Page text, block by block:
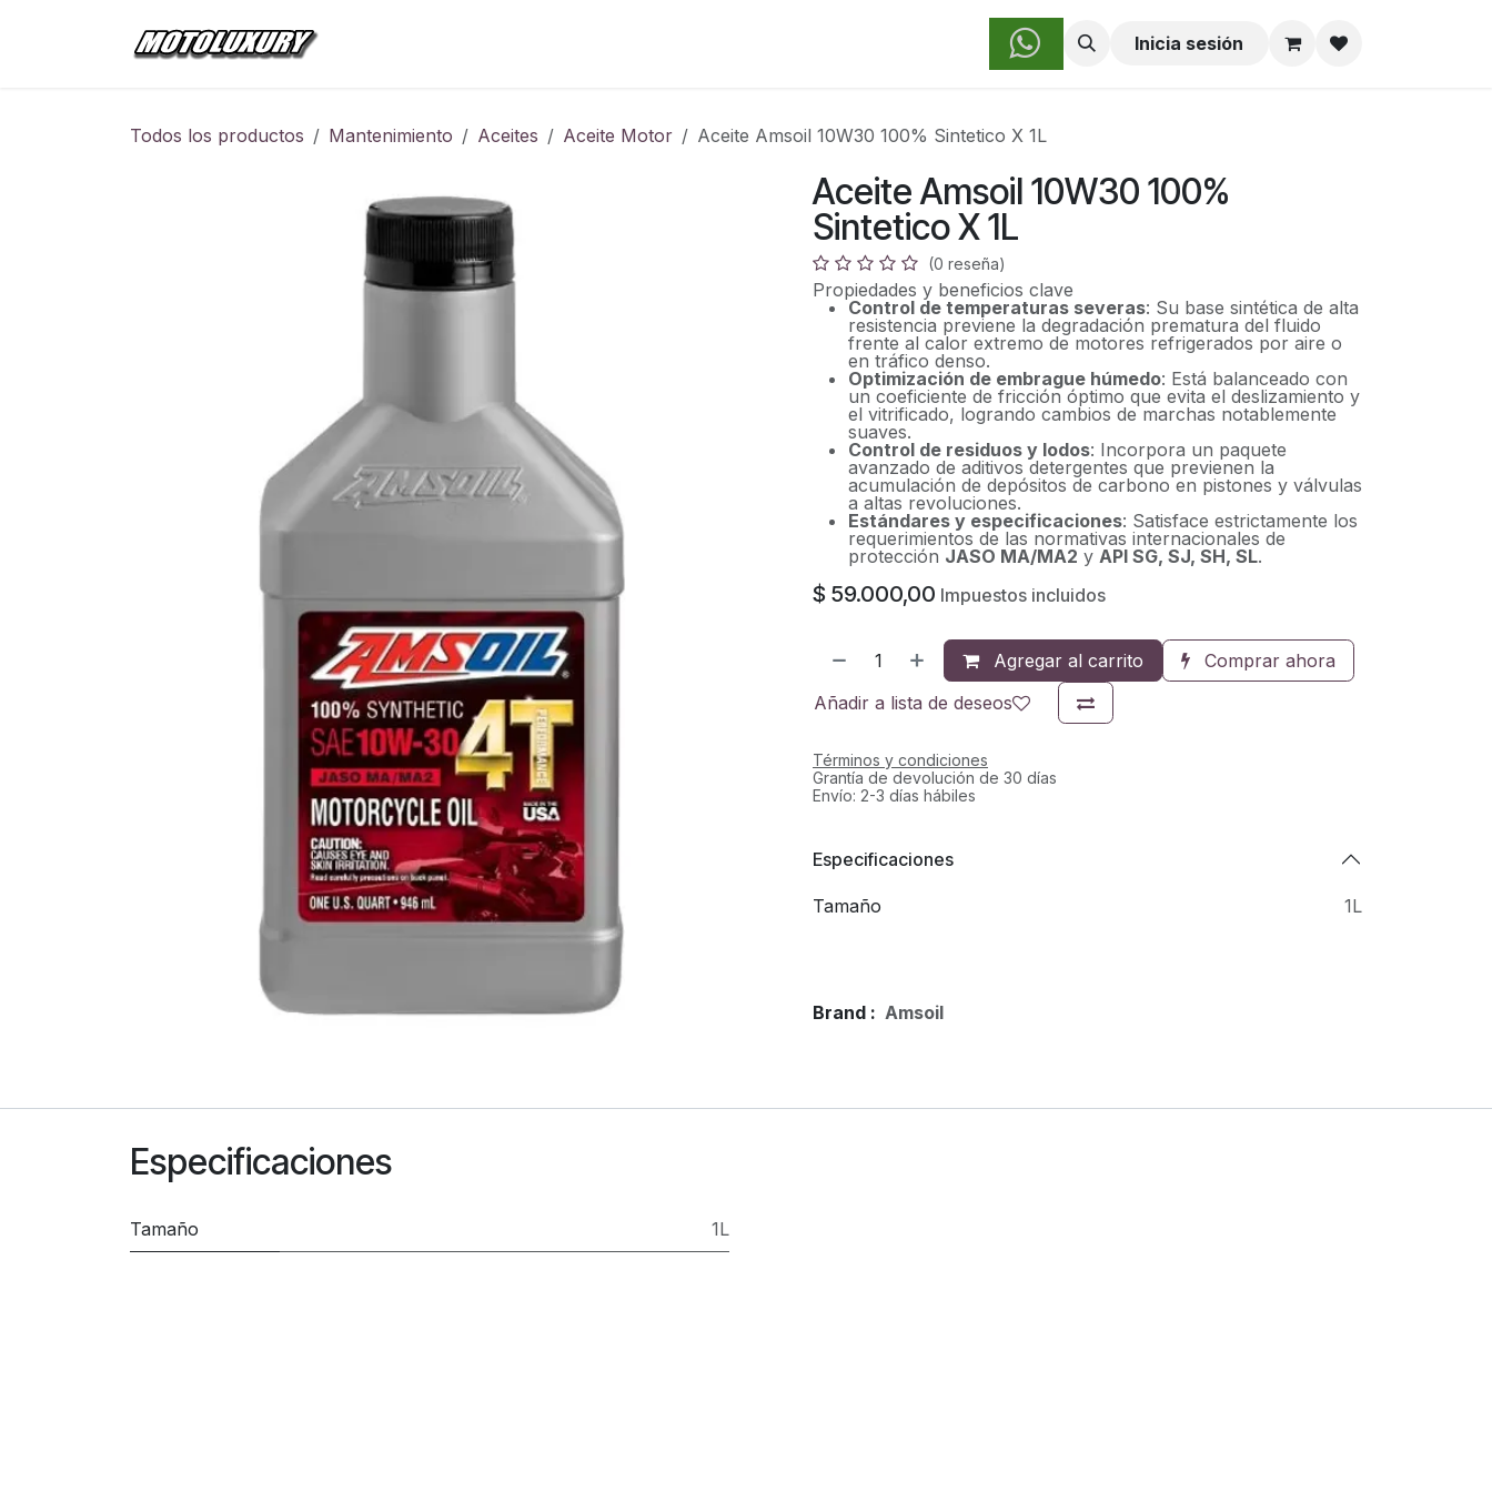
Sobre Nosotros Inicia sesión
Todos los productos Mantenimiento Aceites Aceite Motor Aceite Amsoil 10W30 100% Sintetico X 1L
Aceite Amsoil 10W30 100%
Sintetico X 1L
(0 reseña)
Propiedades y beneficios clave
Control de temperaturas severas: Su base sintética de alta
resistencia previene la degradación prematura del fluido
frente al calor extremo de motores refrigerados por aire o
en tráfico denso.
Optimización de embrague húmedo: Está balanceado con
un coeficiente de fricción óptimo que evita el deslizamiento y
el vitrificado, logrando cambios de marchas notablemente
suaves.
Control de residuos y lodos: Incorpora un paquete
avanzado de aditivos detergentes que previenen la
acumulación de depósitos de carbono en pistones y válvulas
a altas revoluciones.
Estándares y especificaciones: Satisface estrictamente los
requerimientos de las normativas internacionales de
protección JASO MA/MA2 y API SG, SJ, SH, SL.
$ 59.000,00 Impuestos incluidos
Agregar al carrito
Comprar ahora
Añadir a lista de deseos
Términos y condiciones
Grantía de devolución de 30 días
Envío: 2-3 días hábiles
Especificaciones
Tamaño 1L
Brand : Amsoil
Especificaciones
Tamaño 1L